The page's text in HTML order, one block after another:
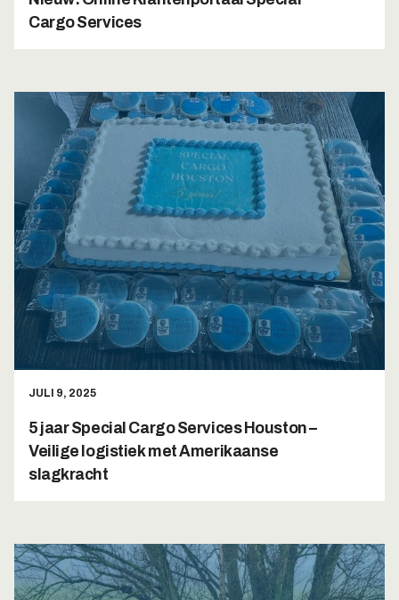
Cargo Services
JULI 9, 2025
5 jaar Special Cargo Services Houston –
Veilige logistiek met Amerikaanse
slagkracht